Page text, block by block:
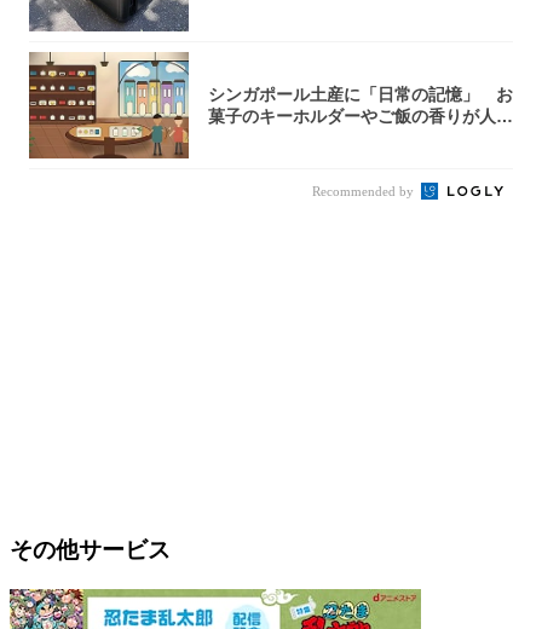
シンガポール土産に「日常の記憶」 お
菓子のキーホルダーやご飯の香りが人気
Recommended by
その他サービス